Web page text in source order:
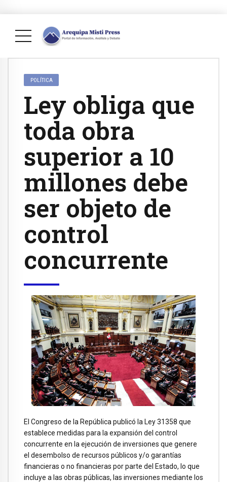
POLÍTICA
Ley obliga que
toda obra
superior a 10
millones debe
ser objeto de
control
concurrente
El Congreso de la República publicó la Ley 31358 que
establece medidas para la expansión del control
concurrente en la ejecución de inversiones que genere
el desembolso de recursos públicos y/o garantías
financieras o no financieras por parte del Estado, lo que
incluye a las obras públicas, las inversiones mediante los